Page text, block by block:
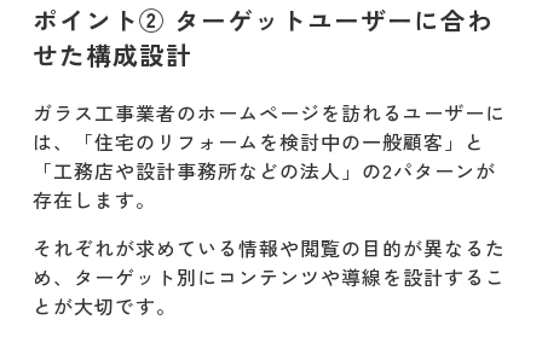
ポイント② ターゲットユーザーに合わ
せた構成設計
ガラス工事業者のホームページを訪れるユーザーに
は、「住宅のリフォームを検討中の一般顧客」と
「工務店や設計事務所などの法人」の2パターンが
存在します。
それぞれが求めている情報や閲覧の目的が異なるた
め、ターゲット別にコンテンツや導線を設計するこ
とが大切です。